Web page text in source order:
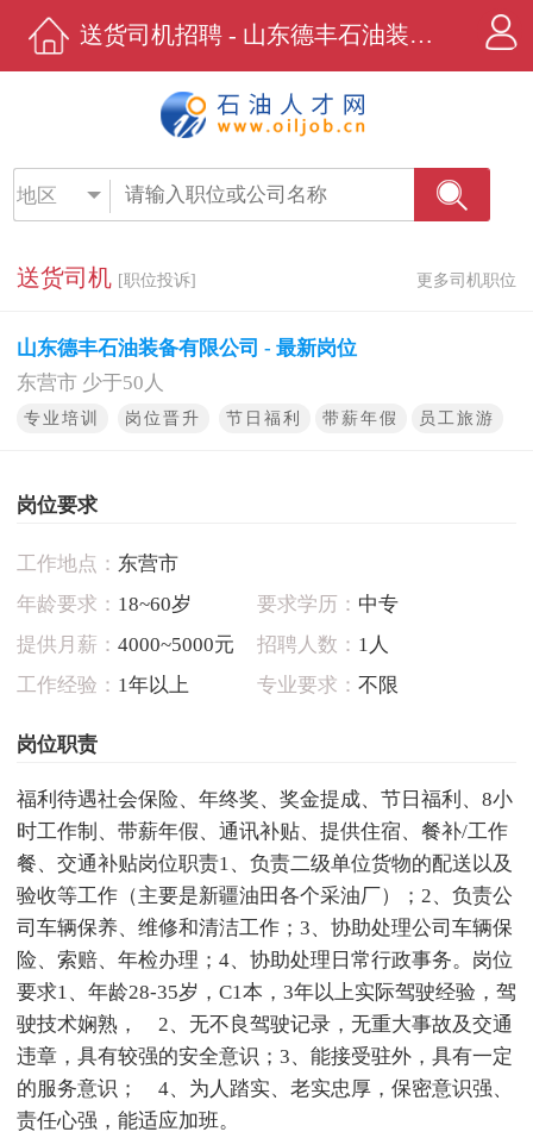
送货司机招聘 - 山东德丰石油装备有限公司 - 石油人才网
地区
送货司机 [职位投诉] 更多司机职位
山东德丰石油装备有限公司 - 最新岗位
东营市 少于50人
专业培训 岗位晋升 节日福利 带薪年假 员工旅游
岗位要求
工作地点： 东营市
年龄要求： 18~60岁 要求学历： 中专
提供月薪： 4000~5000元 招聘人数： 1人
工作经验： 1年以上 专业要求： 不限
岗位职责
福利待遇社会保险、年终奖、奖金提成、节日福利、8小
时工作制、带薪年假、通讯补贴、提供住宿、餐补/工作
餐、交通补贴岗位职责1、负责二级单位货物的配送以及
验收等工作（主要是新疆油田各个采油厂）；2、负责公
司车辆保养、维修和清洁工作；3、协助处理公司车辆保
险、索赔、年检办理；4、协助处理日常行政事务。岗位
要求1、年龄28-35岁，C1本，3年以上实际驾驶经验，驾
驶技术娴熟， 2、无不良驾驶记录，无重大事故及交通
违章，具有较强的安全意识；3、能接受驻外，具有一定
的服务意识； 4、为人踏实、老实忠厚，保密意识强、
责任心强，能适应加班。